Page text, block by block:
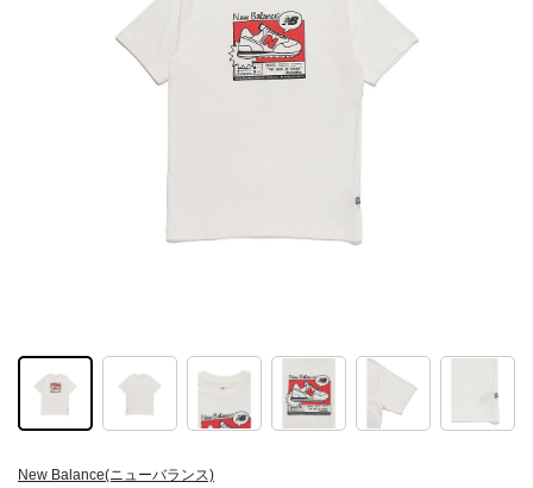
New Balance(ニューバランス)